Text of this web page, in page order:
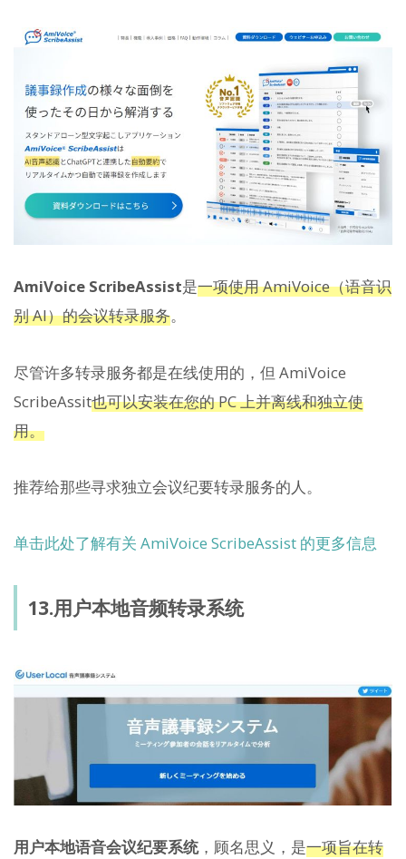
AmiVoice ScribeAssist是一项使用 AmiVoice（语音识
别 AI）的会议转录服务。
尽管许多转录服务都是在线使用的，但 AmiVoice
ScribeAssit也可以安装在您的 PC 上并离线和独立使
用。
推荐给那些寻求独立会议纪要转录服务的人。
单击此处了解有关 AmiVoice ScribeAssist 的更多信息
13.用户本地音频转录系统
用户本地语音会议纪要系统，顾名思义，是一项旨在转